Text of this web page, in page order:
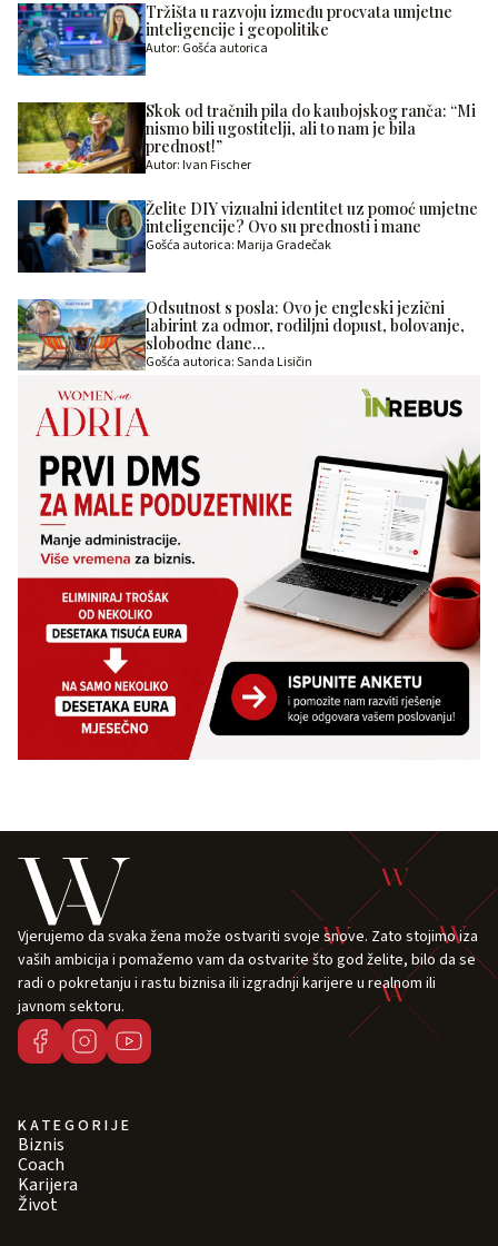
Tržišta u razvoju između procvata umjetne
inteligencije i geopolitike
Autor: Gošća autorica
Skok od tračnih pila do kaubojskog ranča: “Mi
nismo bili ugostitelji, ali to nam je bila
prednost!”
Autor: Ivan Fischer
Želite DIY vizualni identitet uz pomoć umjetne
inteligencije? Ovo su prednosti i mane
Gošća autorica: Marija Gradečak
Odsutnost s posla: Ovo je engleski jezični
labirint za odmor, rodiljni dopust, bolovanje,
slobodne dane…
Gošća autorica: Sanda Lisičin
Vjerujemo da svaka žena može ostvariti svoje snove. Zato stojimo iza
vaših ambicija i pomažemo vam da ostvarite što god želite, bilo da se
radi o pokretanju i rastu biznisa ili izgradnji karijere u realnom ili
javnom sektoru.
KATEGORIJE
Biznis
Coach
Karijera
Život